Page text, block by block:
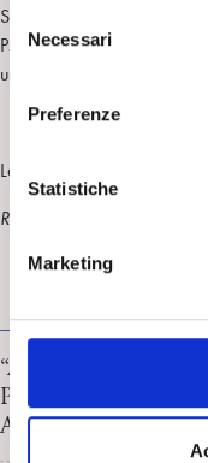
S
n
l
o
n
Necessari
Preferenze
Statistiche
Marketing
Sonia De Cristofaro e
Psicoanalisi, cui auguriamo
un’esperienza bella e
Laura Ravaioli, Luca Nicoli
Rappresentanti IPSO per
“Assisted
Perspectives”.
Anna Cordioli